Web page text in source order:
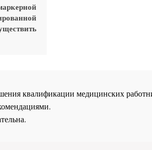
квалификации медицинских